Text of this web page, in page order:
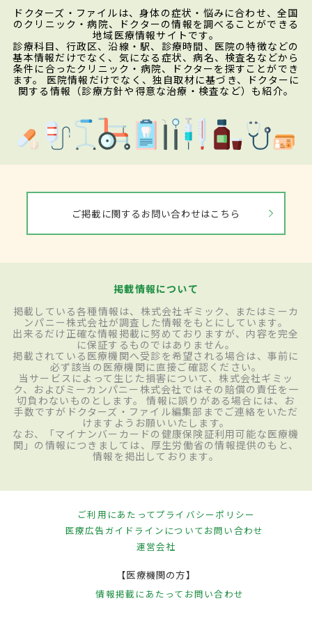
ドクターズ・ファイルは、身体の症状・悩みに合わせ、全国
のクリニック・病院、ドクターの情報を調べることができる
地域医療情報サイトです。
診療科目、行政区、沿線・駅、診療時間、医院の特徴などの
基本情報だけでなく、気になる症状、病名、検査名などから
条件に合ったクリニック・病院、ドクターを探すことができ
ます。 医院情報だけでなく、独自取材に基づき、ドクターに
関する情報（診療方針や得意な治療・検査など）も紹介。
ご掲載に関するお問い合わせはこちら
掲載情報について
掲載している各種情報は、株式会社ギミック、またはミーカ
ンパニー株式会社が調査した情報をもとにしています。
出来るだけ正確な情報掲載に努めておりますが、内容を完全
に保証するものではありません。
掲載されている医療機関へ受診を希望される場合は、事前に
必ず該当の医療機関に直接ご確認ください。
当サービスによって生じた損害について、株式会社ギミッ
ク、およびミーカンパニー株式会社ではその賠償の責任を一
切負わないものとします。 情報に誤りがある場合には、お
手数ですがドクターズ・ファイル編集部までご連絡をいただ
けますようお願いいたします。
なお、「マイナンバーカードの健康保険証利用可能な医療機
関」の情報につきましては、厚生労働省の情報提供のもと、
情報を掲出しております。
ご利用にあたってプライバシーポリシー
医療広告ガイドラインについてお問い合わせ
運営会社
【医療機関の方】
情報掲載にあたって お問い合わせ